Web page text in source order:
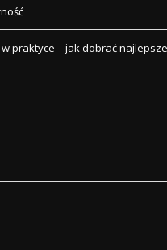
praktyce – jak dobrać